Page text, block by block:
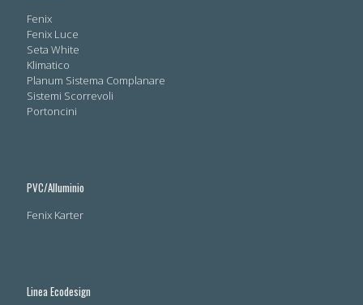
Fenix
Fenix Luce
Seta White
Klimatico
Planum Sistema Complanare
Sistemi Scorrevoli
Portoncini
PVC/Alluminio
Fenix Karter
Linea Ecodesign